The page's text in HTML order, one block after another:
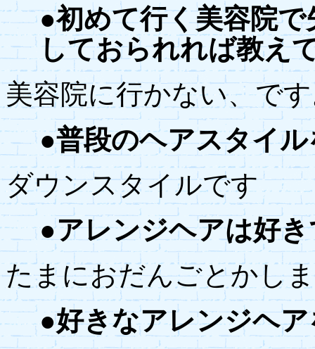
●初めて行く美容院
しておられれば教え
美容院に行かない、で
●普段のヘアスタイ
ダウンスタイルです
●アレンジヘアは好
たまにおだんごとかし
●好きなアレンジヘ